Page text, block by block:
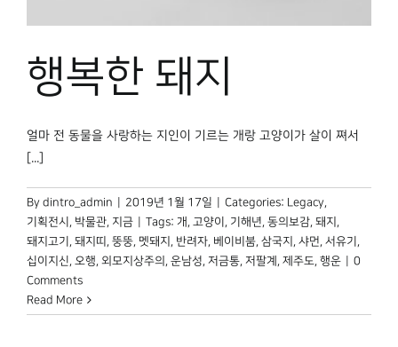
행복한 돼지
얼마 전 동물을 사랑하는 지인이 기르는 개랑 고양이가 살이 쪄서
[...]
By dintro_admin 2019년 1월 17일 Categories: Legacy,
기획전시 , 박물관, 지금 Tags: 개 , 고양이 , 기해년, 동의보감, 돼지 ,
돼지고기 , 돼지띠 , 뚱뚱, 멧돼지 , 반려자, 베이비붐, 삼국지 , 샤먼, 서유기 ,
십이지신, 오행, 외모지상주의 , 운남성, 저금통, 저팔계 , 제주도, 행운
0
Comments
Read More